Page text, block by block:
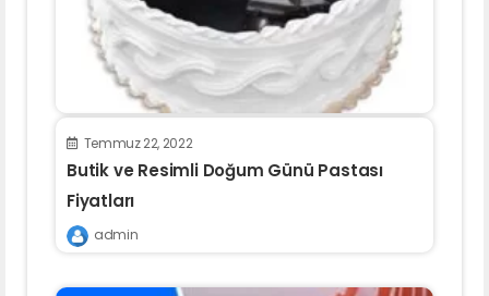
Temmuz 22, 2022
Butik ve Resimli Doğum Günü Pastası
Fiyatları
admin